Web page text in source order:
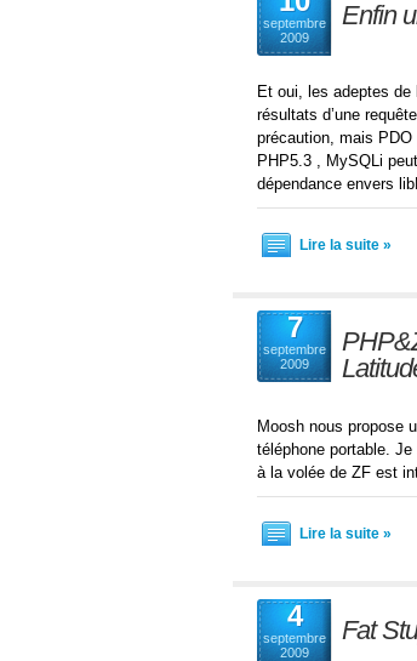
septembre
2009
Enfin
Et oui, les adeptes de
résultats d’une
précaution, mais
PHP5.3 , MySQLi
dépendance envers
Lire la suite »
7
septembre
2009
Moosh nous propose
téléphone portable.
à la volée de ZF est
Lire la suite »
4
septembre
2009
Fat